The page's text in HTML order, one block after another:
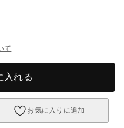
て
入れる
お気に入りに追加